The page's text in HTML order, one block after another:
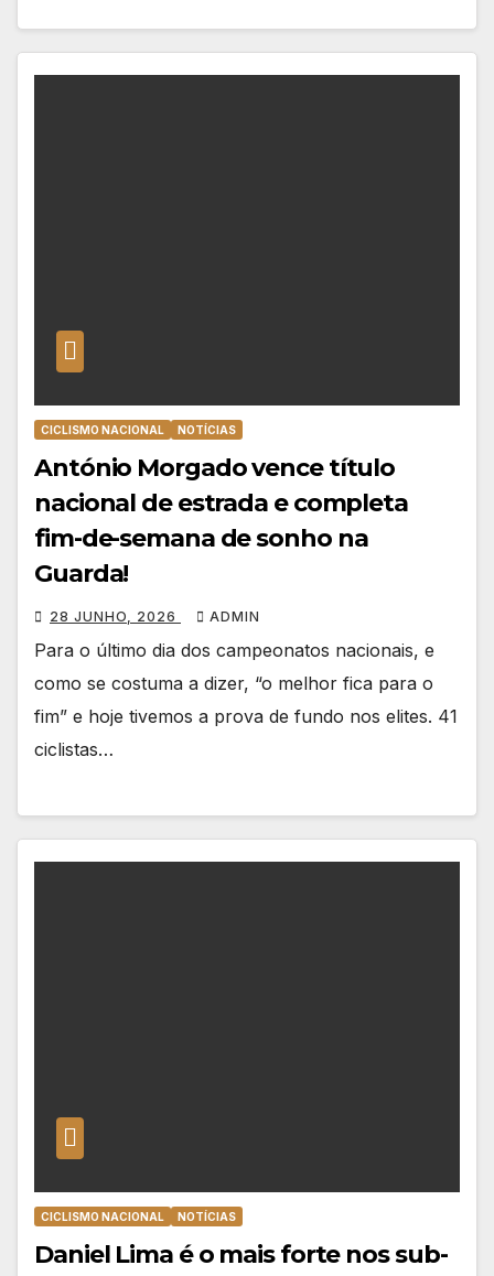
CICLISMO NACIONAL NOTÍCIAS
António Morgado vence título
nacional de estrada e completa
fim-de-semana de sonho na
Guarda!
28 JUNHO, 2026 ADMIN
Para o último dia dos campeonatos nacionais, e
como se costuma a dizer, “o melhor fica para o
fim” e hoje tivemos a prova de fundo nos elites. 41
ciclistas…
CICLISMO NACIONAL NOTÍCIAS
Daniel Lima é o mais forte nos sub-